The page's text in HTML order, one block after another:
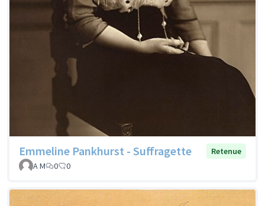
Emmeline Pankhurst - Suffragette
Retenue
A M
0 0